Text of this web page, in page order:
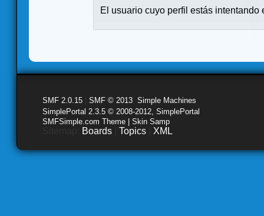
El usuario cuyo perfil estás intentando
SMF 2.0.15 SMF © 2013 Simple Machines
SimplePortal 2.3.5 © 2008-2012, SimplePortal
SMFSimple.com Theme | Skin Samp
Boards Topics XML